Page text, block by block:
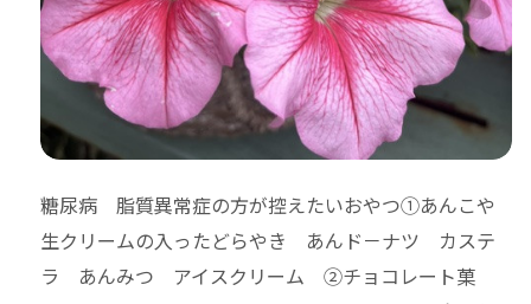
糖尿病 脂質異常症の方が控えたいおやつ①あんこや
生クリームの入ったどらやき あんド－ナツ カステ
ラ あんみつ アイスクリーム ②チョコレート菓